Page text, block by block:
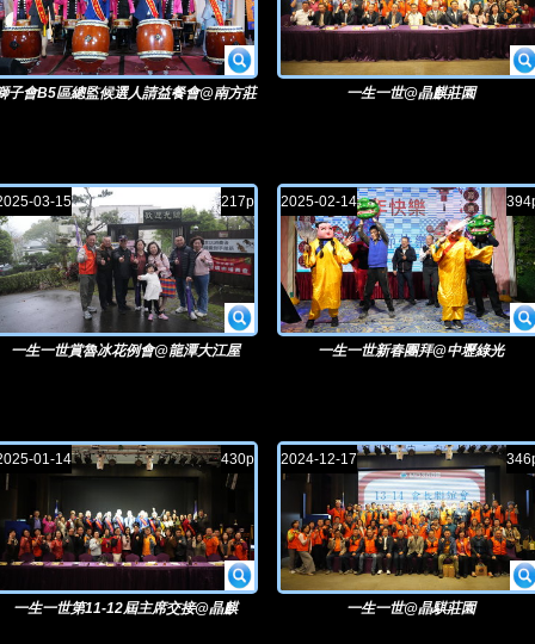
子會B5區總監候選人請益餐會@南方莊
一生一世@晶麒莊園
03-15 217p
一生一世賞魯冰花例會@龍潭大江屋
2025-02-14
一生一世新春團拜@中壢綠光
01-14 430p
一生一世第11-12屆主席交接@晶麒
2024-12-17
一生一世@晶騏莊園